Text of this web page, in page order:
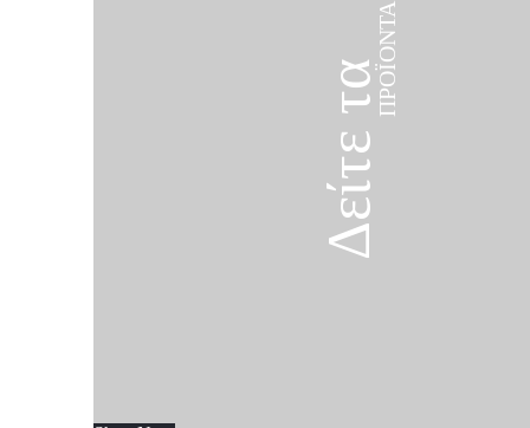
Δείτε ταΠΡΟΪΌΝΤΑ